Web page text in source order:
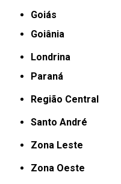
Goiás
Goiânia
Londrina
Paraná
Região Central
Santo André
Zona Leste
Zona Oeste